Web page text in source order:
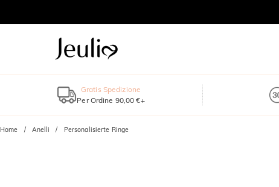
Gratis Spedizione
Per Ordine 90,00 €+
Home Anelli Personalisierte Ringe